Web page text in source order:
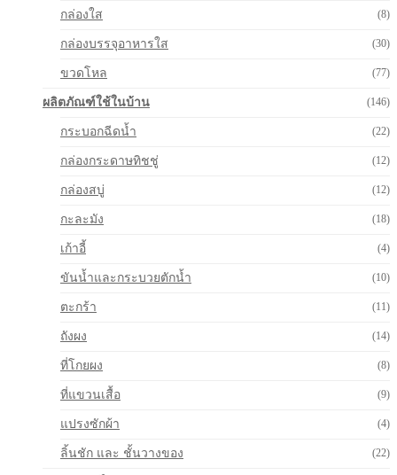
กล่องใส (8)
กล่องบรรจุอาหารใส (30)
ขวดโหล (77)
ผลิตภัณฑ์ใช้ในบ้าน (146)
กระบอกฉีดน้ำ (22)
กล่องกระดาษทิชชู่ (12)
กล่องสบู่ (12)
กะละมัง (18)
เก้าอี้ (4)
ขันน้ำและกระบวยตักน้ำ (10)
ตะกร้า (11)
ถังผง (14)
ที่โกยผง (8)
ที่แขวนเสื้อ (9)
แปรงซักผ้า (4)
ลิ้นชัก และ ชั้นวางของ (22)